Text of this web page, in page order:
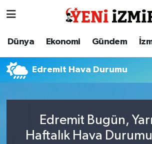
Dünya Ekonomi Gündem
Edremit Hava Durumu
Edremit Bugün,
Haftalık Hava
Dünya
İzmir
Sağlık
İzmir Nöbetçi Eczaneler
İzmir Trafik Yoğunluk Haritası
Süper Lig Puan Durumu ve